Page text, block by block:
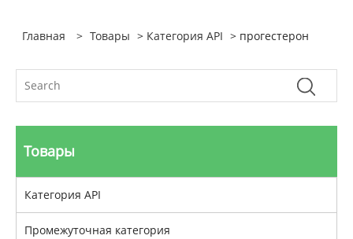
Главная > Товары > Категория API > прогестерон
Товары
Категория API
Промежуточная категория